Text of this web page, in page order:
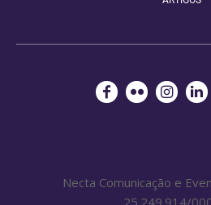
Necta Comunicação e